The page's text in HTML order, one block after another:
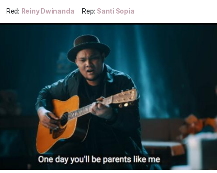
Red: Reiny Dwinanda Rep: Santi Sopia